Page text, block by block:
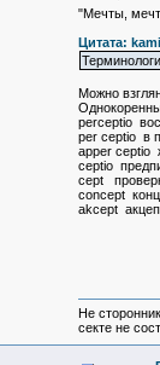
"Мечты,
Цитата:
Можно
perceptio
per ceptio в
apper ceptio
ceptio
cept
concept
akcept
Не
секте не